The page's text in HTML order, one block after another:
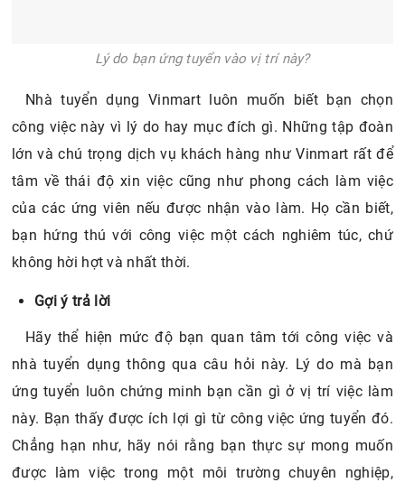
công việc này vì lý do hay mục đích gì. Những tập đoàn
tâm về thái độ xin việc cũng như phong cách làm việc
của các ứng viên nếu được nhận vào làm. Họ cần biết,
bạn hứng thú với công việc một cách nghiêm túc, chứ
không hời hợt và nhất thời.
Gợi ý trả lời
Hãy thể hiện mức độ bạn quan tâm tới công việc và
nhà tuyển dụng thông qua câu hỏi này. Lý do mà bạn
này. Bạn thấy được ích lợi gì từ công việc ứng tuyển đó.
Chẳng hạn như, hãy nói rằng bạn thực sự mong muốn
được làm việc trong một môi trường chuyên nghiệp,
nghiêm túc. Công việc mang lại cho bạn một cơ hội được
thể hiện và phát triển những kỹ năng của bản thân. Công
ty có những chính sách quan tâm đến người lao động rất